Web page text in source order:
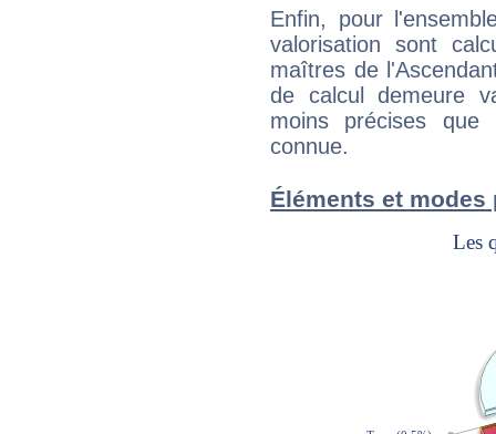
Enfin, pour
valorisation sont
maîtres de
de calcul demeure
moins précises que
connue.
Éléments et